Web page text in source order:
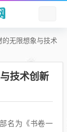
无限想象与技术
技术创新
名为《书卷一